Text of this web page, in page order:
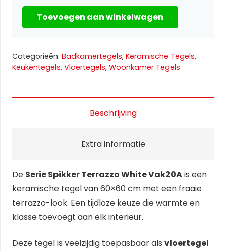
Terrazzo
White
aantal
Toevoegen aan winkelwagen
Categorieën: Badkamertegels, Keramische Tegels,
Keukentegels, Vloertegels, Woonkamer Tegels
Beschrijving
Extra informatie
De Serie Spikker Terrazzo White Vak20Ais een
keramische tegel van 60×60 cm met een fraaie
terrazzo-look. Een tijdloze keuze die warmte en
klasse toevoegt aan elk interieur.
Deze tegel is veelzijdig toepasbaar als vloertegel